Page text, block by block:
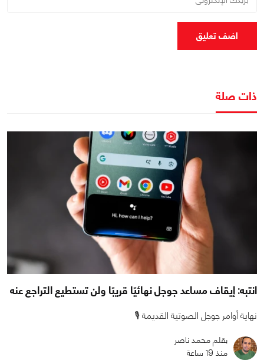
اضف تعليق
ذات صلة
انتبه: إيقاف مساعد جوجل نهائيًا قريبًا ولن تستطيع التراجع عنه
نهاية أوامر جوجل الصوتية القديمة 🎙️
بقلم محمد ناصر
منذ 19 ساعة